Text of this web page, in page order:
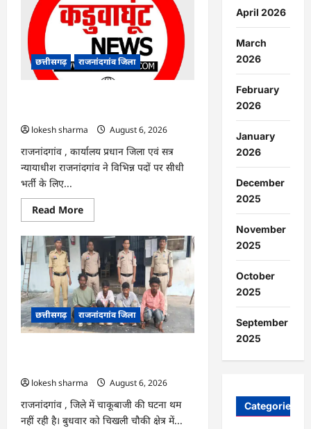
ऑटो
चालक
को
लूटने
वाले
4
गिरफ्तार…
छत्तीसगढ़ राजनांदगांव जिला
lokesh sharma
August 6, 2026
राजनांदगांव , कार्यालय प्रधान जिला एवं सत्र
न्यायाधीश राजनांदगांव ने विभिन्न पदों पर सीधी
भर्ती के लिए...
Read MoreRead
more
राजनांदगांव
सीधी
भर्ती
के
लिए
जारी
विज्ञापन
में
संशोधन…
छत्तीसगढ़ राजनांदगांव जिला
lokesh sharma
August 6, 2026
राजनांदगांव , जिले में चाकूबाजी की घटना थम
नहीं रही है। बुधवार को चिखली चौकी क्षेत्र में...
April 2026
March
2026
February
2026
January
2026
December
2025
November
2025
October
2025
September
2025
Categories